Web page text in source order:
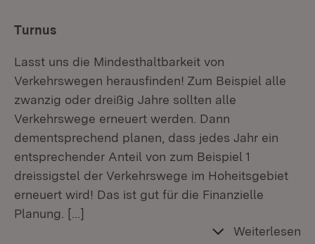
Turnus
Lasst uns die Mindesthaltbarkeit von
Verkehrswegen herausfinden! Zum Beispiel alle
zwanzig oder dreißig Jahre sollten alle
Verkehrswege erneuert werden. Dann
dementsprechend planen, dass jedes Jahr ein
entsprechender Anteil von zum Beispiel 1
dreissigstel der Verkehrswege im Hoheitsgebiet
erneuert wird! Das ist gut für die Finanzielle
Planung.
[…]
Weiterlesen